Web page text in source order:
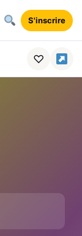
S'inscrire
♡